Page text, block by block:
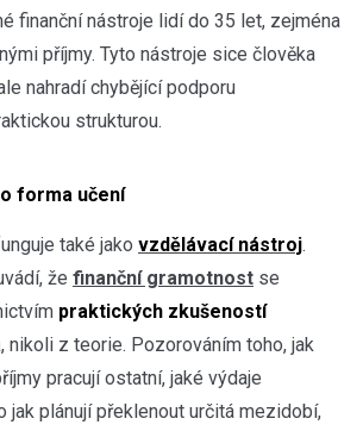
finanční nástroje lidí do 35 let, zejména
příjmy. Tyto nástroje sice člověka
nahradí chybějící podporu
strukturou.
forma učení
také jako vzdělávací nástroj.
že finanční gramotnost se
praktických zkušeností
, nikoli z teorie. Pozorováním toho, jak
pracují ostatní, jaké výdaje
jak plánují překlenout určitá mezidobí,